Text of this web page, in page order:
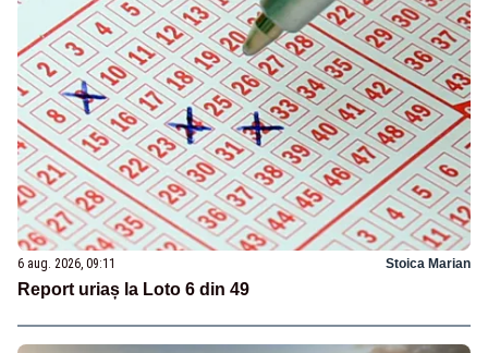
6 aug. 2026, 09:11 Stoica Marian
Report uriaș la Loto 6 din 49